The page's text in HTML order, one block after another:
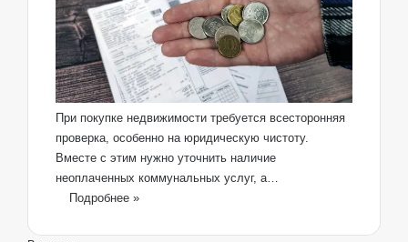
При покупке недвижимости требуется всесторонняя
проверка, особенно на юридическую чистоту.
Вместе с этим нужно уточнить наличие
неоплаченных коммунальных услуг, а…
Подробнее »